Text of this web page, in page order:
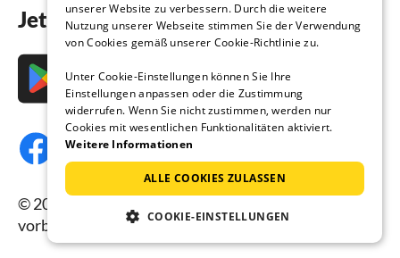
Jetzt die App downloaden
© 2026 Ferienhausmiete.de, alle Rechte
vorbehalten.
unserer Website zu verbessern. Durch die weitere
Nutzung unserer Webseite stimmen Sie der Verwendung
von Cookies gemäß unserer Cookie-Richtlinie zu.
Unter Cookie-Einstellungen können Sie Ihre
Einstellungen anpassen oder die Zustimmung
widerrufen. Wenn Sie nicht zustimmen, werden nur
Cookies mit wesentlichen Funktionalitäten aktiviert.
Weitere Informationen
ALLE COOKIES ZULASSEN
COOKIE-EINSTELLUNGEN